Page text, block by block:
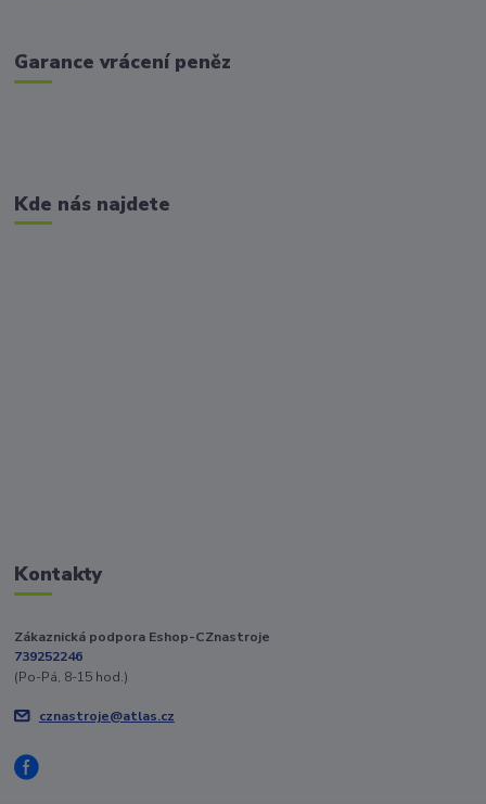
Garance vrácení peněz
Kde nás najdete
Kontakty
Zákaznická podpora Eshop-CZnastroje
739252246
(Po-Pá, 8-15 hod.)
cznastroje@atlas.cz